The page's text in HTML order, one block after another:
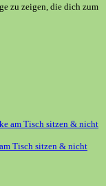
zu zeigen, die dich zum
Tisch sitzen & nicht